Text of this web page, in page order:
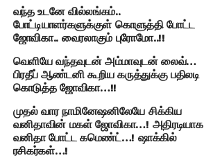
வந்த உடனே வில்லங்கம்..
போட்டியாளர்களுக்குள் கொளுத்தி போட்ட
ஜோவிகா.. வைரலாகும் புரோமோ..!!
வெளியே வந்தவுடன் அம்மாவுடன் லைவ்…
பிரதீப் ஆண்டனி கூறிய கருத்துக்கு பதிலடி
கொடுத்த ஜோவிகா…!!
முதல் வார நாமினேஷனிலேயே சிக்கிய
வனிதாவின் மகள் ஜோவிகா…! அதிரடியாக
வனிதா போட்ட கமெண்ட்…! ஷாக்கில்
ரசிகர்கள்…!